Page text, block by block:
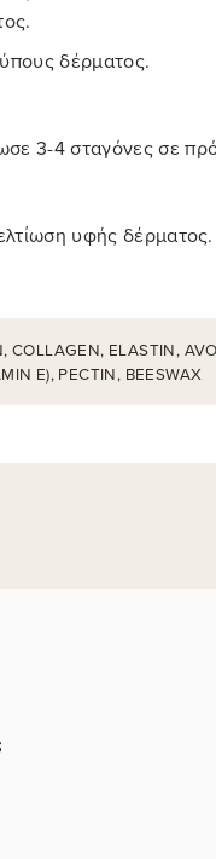
δέρματος.
3-4 σταγόνες σε
υφής δέρματος.
COLLAGEN, ELASTIN,
E), PECTIN, BEESWAX